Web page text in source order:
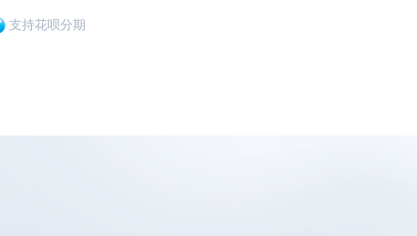
支持花呗分期